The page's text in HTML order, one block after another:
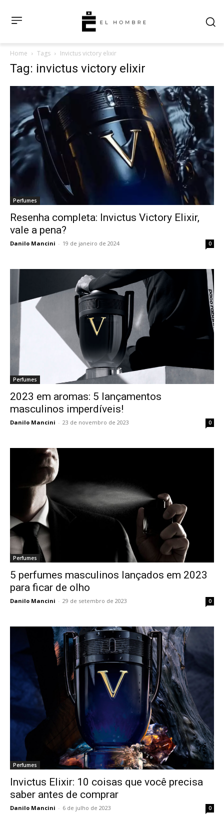
Home Tags Invictus victory elixir
Tag: invictus victory elixir
Perfumes
Resenha completa: Invictus Victory Elixir,
vale a pena?
Danilo Mancini - 19 de janeiro de 2024 0
Perfumes
2023 em aromas: 5 lançamentos
masculinos imperdíveis!
Danilo Mancini - 23 de novembro de 2023 0
Perfumes
5 perfumes masculinos lançados em 2023
para ficar de olho
Danilo Mancini - 29 de setembro de 2023 0
Perfumes
Invictus Elixir: 10 coisas que você precisa
saber antes de comprar
Danilo Mancini - 6 de julho de 2023 0